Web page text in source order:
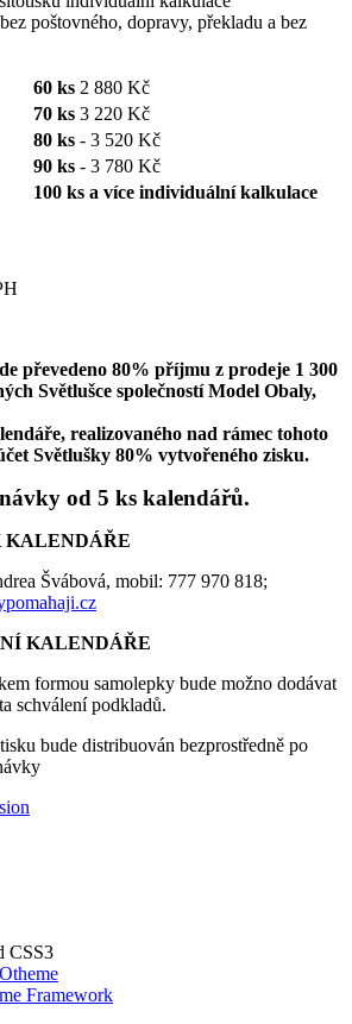
poštovného, dopravy, překladu a bez
60 ks 2 880 Kč
70 ks 3 220 Kč
80 ks - 3 520 Kč
90 ks - 3 780 Kč
100 ks a více individuální kalkulace
převedeno 80% příjmu z prodeje 1 300
Světlušce společností Model Obaly,
realizovaného nad rámec tohoto
Světlušky 80% vytvořeného zisku.
od 5 ks kalendářů.
KALENDÁŘE
Švábová, mobil: 777 970 818;
KALENDÁŘE
formou samolepky bude možno dodávat
schválení podkladů.
bude distribuován bezprostředně po
CSS3
Framework